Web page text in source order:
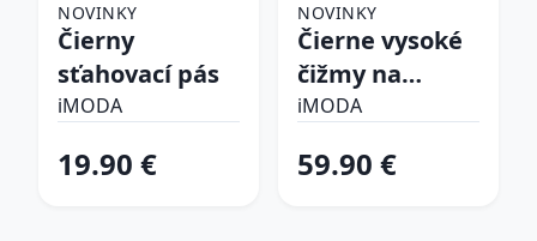
NOVINKY
Čierny
sťahovací pás
iMODA
19.90 €
NOVINKY
Čierne vysoké
čižmy na
platforme
iMODA
59.90 €